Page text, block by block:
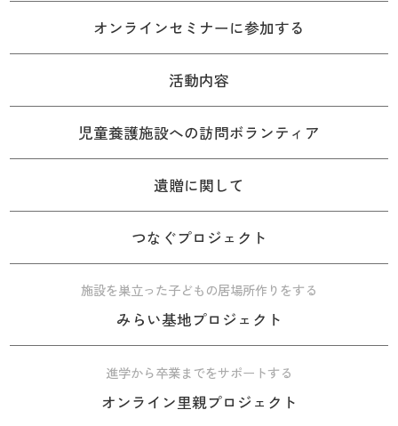
オンラインセミナーに参加する
活動内容
児童養護施設への訪問ボランティア
遺贈に関して
つなぐプロジェクト
施設を巣立った子どもの居場所作りをする
みらい基地プロジェクト
進学から卒業までをサポートする
オンライン里親プロジェクト